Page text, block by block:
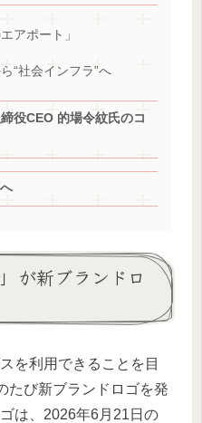
アポート」
“社会インフラ”へ
役CEO 的場令紋氏のコ
が新ブランドロ
を利用できることを目
たび新ブランドロゴを発
は、2026年6月21日の